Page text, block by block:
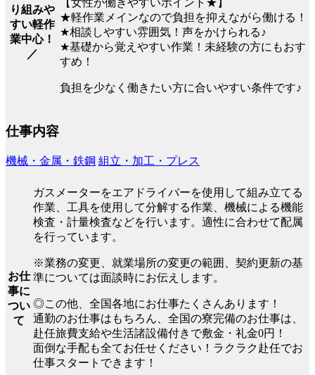
り組みや
すい軽作
業中心！
／
【女性が働きやすいポイント★】
★軽作業メインなので負担を抑えながら働ける！
★相談しやすい雰囲気！声をかけられる♪
★基礎から覚えやすい作業！未経験の方にもおす
すめ！
負担を少なく働きたい方に合いやすい条件です♪
仕事内容
機械・金属・鉄鋼 組立・加工・プレス
お仕
事に
つい
て
ガスメーターをエアドライバーを使用して組み立てる
作業、工具を使用して分解する作業、機械による機能
検査・計量検査などを行います。適性に合わせて配属
を行っています。
※業務の変更、就業場所の変更の範囲、契約更新の基
準については面談時にお伝えします。
◎この他、全国各地にお仕事たくさんあります！
通勤のお仕事はもちろん、全国の寮完備のお仕事は、
赴任旅費支給や生活諸設備付きで敷金・礼金0円！
面倒な手配も全てお任せください！ラクラク赴任でお
仕事スタートできます！